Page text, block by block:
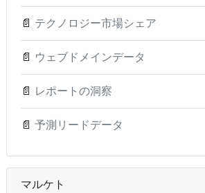
📄 テクノロジー市場シェア
📄 ウェブドメインデータ
📄 レポートの洞察
📄 予測リードデータ
マルケト